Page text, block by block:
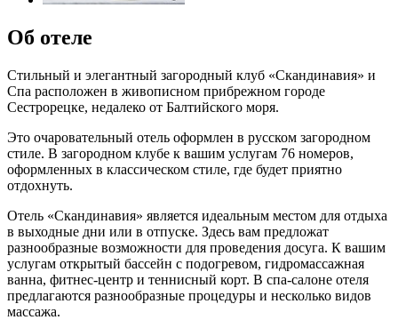
Об отеле
Стильный и элегантный загородный клуб «Скандинавия» и
Спа расположен в живописном прибрежном городе
Сестрорецке, недалеко от Балтийского моря.
Это очаровательный отель оформлен в русском загородном
стиле. В загородном клубе к вашим услугам 76 номеров,
оформленных в классическом стиле, где будет приятно
отдохнуть.
Отель «Скандинавия» является идеальным местом для отдыха
в выходные дни или в отпуске. Здесь вам предложат
разнообразные возможности для проведения досуга. К вашим
услугам открытый бассейн с подогревом, гидромассажная
ванна, фитнес-центр и теннисный корт. В спа-салоне отеля
предлагаются разнообразные процедуры и несколько видов
массажа.